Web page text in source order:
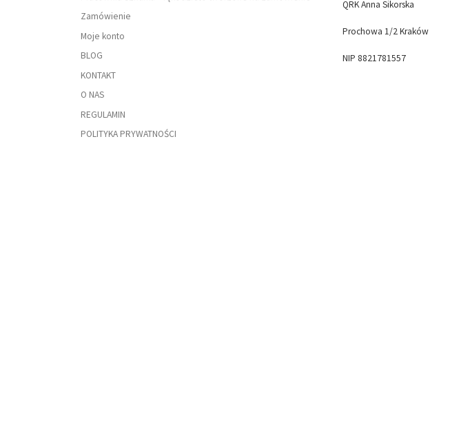
Zamówienie
Moje konto
BLOG
KONTAKT
O NAS
REGULAMIN
POLITYKA PRYWATNOŚCI
QRK Anna Sikorska
Prochowa 1/2 Kraków
NIP 8821781557